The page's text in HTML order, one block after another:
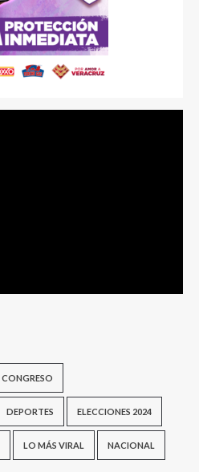
CONGRESO
DEPORTES ELECCIONES 2024
LO MÁS VIRAL NACIONAL